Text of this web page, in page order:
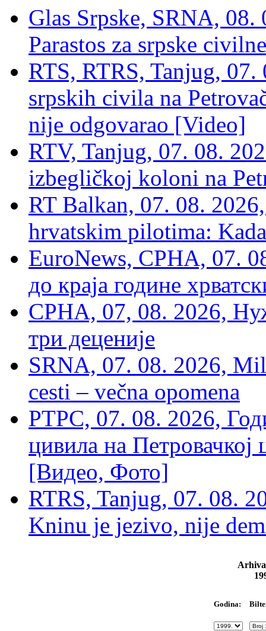
Glas Srpske, SRNA,
Parastos za srpske
RTS, RTRS, Tanjug,
srpskih civila na
nije odgovarao [Video]
RTV, Tanjug, 07. 08.
izbegličkoj koloni na
RT Balkan, 07. 08.
hrvatskim pilotima:
EuroNews, СРНА, 07.
до краја године
СРНА, 07, 08. 2026,
три деценије
SRNA, 07. 08. 2026,
cesti – večna opomena
РТРС, 07. 08. 2026,
цивила на Петровачкој
[Видео, Фото]
RTRS, Tanjug, 07. 08.
Kninu je jezivo, nije
Godina: